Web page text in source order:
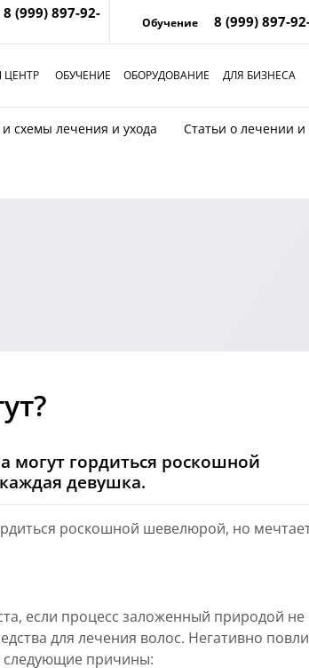
8 (999) 897-92-
Обучение 8 (999) 897-
ОБУЧЕНИЕ ОБОРУДОВАНИЕ ДЛЯ БИЗНЕСА
схемы лечения и ухода Статьи о лечении и
могут гордиться роскошной
девушка.
роскошной шевелюрой, но
если процесс заложенный природой не
для лечения волос. Негативно
причины: